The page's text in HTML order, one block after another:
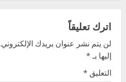
v
i
g
اترك تعليقاً
لن يتم نشر عنوان بريدك الإلكتروني.
إليها بـ*
التعليق *